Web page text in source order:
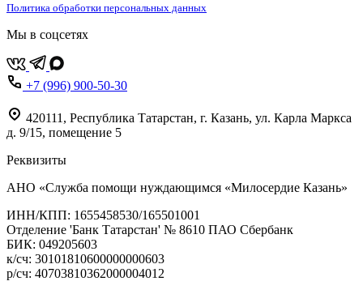
Политика обработки персональных данных
Мы в соцсетях
+7 (996) 900-50-30
420111 , Республика Татарстан, г. Казань, ул. Карла Маркса
д. 9/15, помещение 5
Реквизиты
АНО «Служба помощи нуждающимся «Милосердие Казань»
‌ИНН/КПП: 1655458530/165501001
Отделение 'Банк Татарстан' № 8610 ПАО Сбербанк
БИК: 049205603
‌к/сч: 30101810600000000603
р/сч: 40703810362000004012